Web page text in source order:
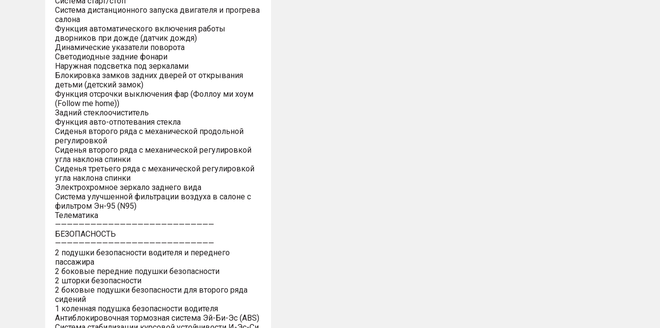
Система дистанционного запуска двигателя и прогрева
салона
Функция автоматического включения работы
дворников при дожде (датчик дождя)
Динамические указатели поворота
Светодиодные задние фонари
Наружная подсветка под зеркалами
Блокировка замков задних дверей от открывания
детьми (детский замок)
Функция отсрочки выключения фар (Фоллоу ми хоум
(Follow me home))
Задний стеклоочиститель
Функция авто-отпотевания стекла
Сиденья второго ряда с механической продольной
регулировкой
Сиденья второго ряда с механической регулировкой
угла наклона спинки
Сиденья третьего ряда с механической регулировкой
угла наклона спинки
Электрохромное зеркало заднего вида
Система улучшенной фильтрации воздуха в салоне с
фильтром Эн-95 (N95)
Телематика
———————————————————————————
БЕЗОПАСНОСТЬ
———————————————————————————
2 подушки безопасности водителя и переднего
пассажира
2 боковые передние подушки безопасности
2 шторки безопасности
2 боковые подушки безопасности для второго ряда
сидений
1 коленная подушка безопасности водителя
Антиблокировочная тормозная система Эй-Би-Эс (ABS)